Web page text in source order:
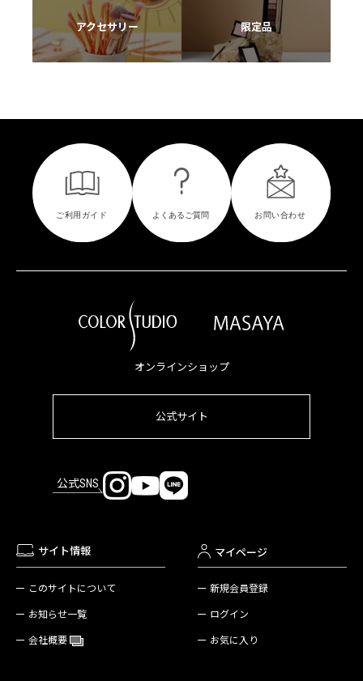
アクセサリー 限定品
オンラインショップ
公式サイト
公式SNS
サイト情報
このサイトについて
お知らせ一覧
会社概要
マイページ
新規会員登録
ログイン
お気に入り